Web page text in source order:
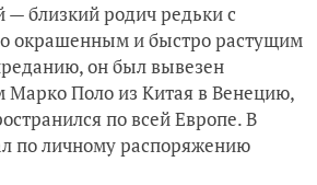
— близкий родич редьки с
окрашенным и быстро растущим
он был вывезен
Марко Поло из Китая в Венецию,
по всей Европе. В
по личному распоряжению